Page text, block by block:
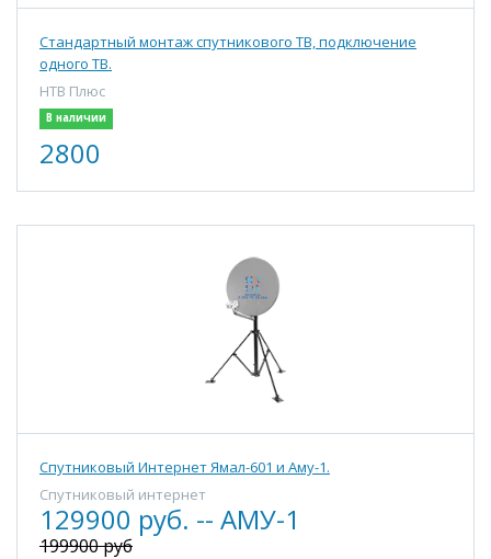
Стандартный монтаж спутникового ТВ, подключение
одного ТВ.
НТВ Плюс
В наличии
2800
Спутниковый Интернет Ямал-601 и Аму-1.
Спутниковый интернет
129900 руб. -- АМУ-1
199900 руб